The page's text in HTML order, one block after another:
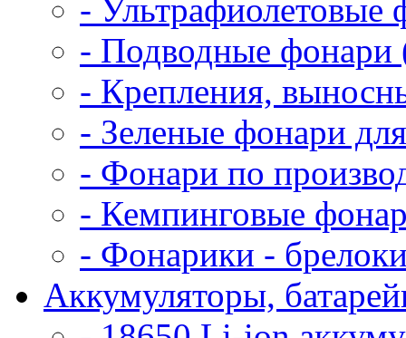
- Ультрафиолетовые
- Подводные фонари
- Крепления,
- Зеленые фонари
- Фонари по
- Кемпинговые
- Фонарики -
Аккумуляторы,